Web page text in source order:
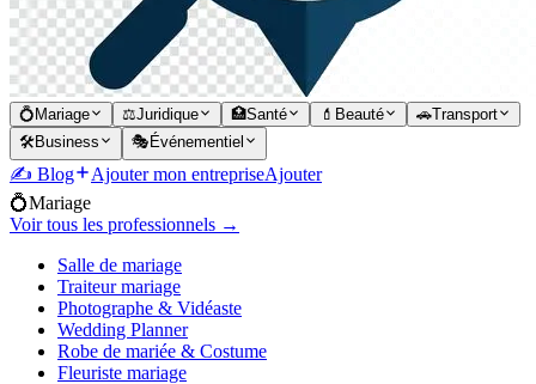
💍 Mariage ⚖️Juridique 🏥Santé 💄 Beauté 🚗Transport
🛠️Business 🎭 Événementiel
✍️ Blog Ajouter mon entrepriseAjouter
💍Mariage
Voir tous les professionnels →
Salle de mariage
Traiteur mariage
Photographe & Vidéaste
Wedding Planner
Robe de mariée & Costume
Fleuriste mariage